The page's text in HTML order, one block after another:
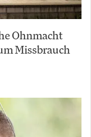
Ohnmacht
Missbrauch